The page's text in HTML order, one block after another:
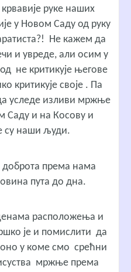
крвавије руке наших
у Новом Саду од руку
Не кажем да
и увреде, али осим у
не критикује његове
критикује своје . Па
уследе изливи мржње
Саду и на Косову и
су наши људи.
доброта према нама
пута до дна.
расположења и
је и помислити да
у коме смо срећни
мржње према